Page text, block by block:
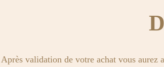
Après validation de votre achat vous aurez